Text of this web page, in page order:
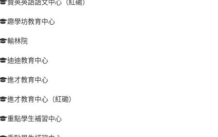
趣學坊教育中心
輸林院
迪迪教育中心
進才教育中心
進才教育中心（紅磡）
重點學生補習中心